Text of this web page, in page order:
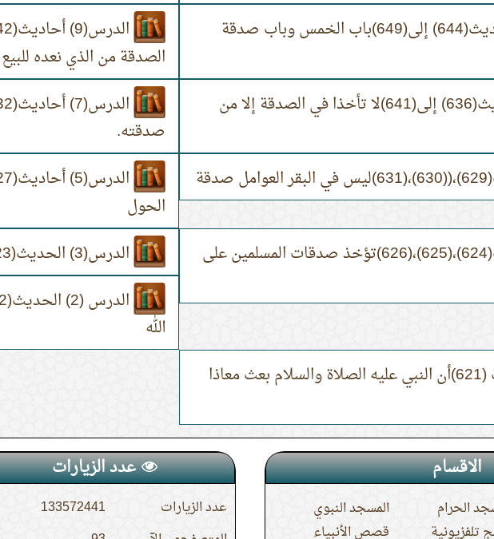
الدرس(10) من حديث(644) إلى(649)باب الخمس وباب صدقة
الصدقة من الذي نعده للبيع
الدرس(8) من حديث(636) إلى(641)لا تأخذا في الصدقة إلا من
صدقته.
الحول
الدرس(4) أحاديث(624)،(625)،(626)تؤخذ صدقات المسلمين على
الدرس(3) الحديث(623) حديث معاذ أن النبي بعثه إلى اليمن.
الله
الدرس(1) الحديث (621)أن النبي عليه الصلاة والسلام بعث معاذا
الاقسام
الحرام
المسجد النبوي
تلفزيونية قصص الأنبياء
عدد الزيارات
عدد الزيارات
133572441